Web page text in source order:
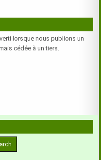
lorsque nous publions un
cédée à un tiers.